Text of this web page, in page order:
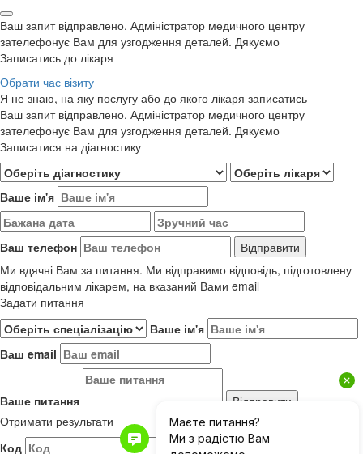
Ваш запит відправлено. Адміністратор медичного центру
зателефонує Вам для узгодження деталей. Дякуємо
Записатись до лікаря
Обрати час візиту
Я не знаю, на яку послугу або до якого лікаря записатись
Ваш запит відправлено. Адміністратор медичного центру
зателефонує Вам для узгодження деталей. Дякуємо
Записатися на діагностику
Ваше ім'я
Ваш телефон
Ми вдячні Вам за питання. Ми відправимо відповідь, підготовлену
відповідальним лікарем, на вказаний Вами email
Задати питання
Ваше ім'я
Ваш email
Ваше питання
Отримати результати
Код
Результати до 01.06.2019